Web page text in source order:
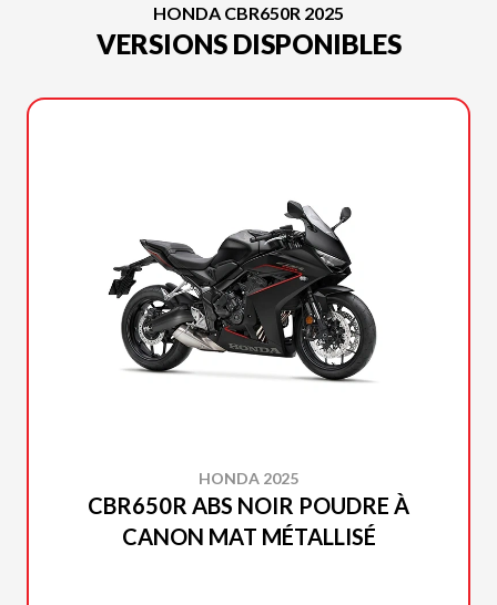
HONDA CBR650R 2025
VERSIONS DISPONIBLES
HONDA 2025
CBR650R ABS NOIR POUDRE À
CANON MAT MÉTALLISÉ